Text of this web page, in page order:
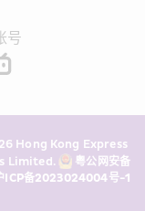
推广。我知
不会使用我
途。详情请
号
Hong Kong Express
Limited.
粤公网安备
ICP备2023024004号-1